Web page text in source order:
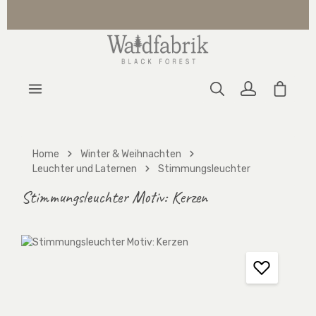
Home
Winter & Weihnachten
Leuchter und Laternen
Stimmungsleuchter
Stimmungsleuchter Motiv: Kerzen
Bildergalerie überspringen